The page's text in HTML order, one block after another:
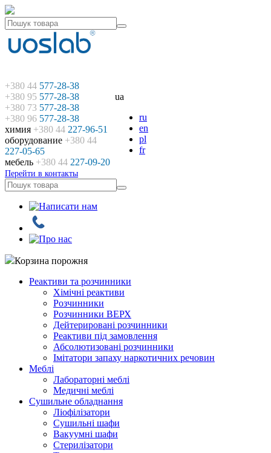
ua
ru
en
pl
fr
+380 44 577-28-38
+380 95 577-28-38
+380 73 577-28-38
+380 96 577-28-38
химия +380 44 227-96-51
оборудование +380 44
227-05-65
мебель +380 44 227-09-20
Перейти в контакты
Корзина порожня
Реактиви та розчинники
Хімічні реактиви
Розчинники
Розчинники ВЕРХ
Дейтерировані розчинники
Реактиви під замовлення
Абсолютизовані розчинники
Імітатори запаху наркотичних речовин
Меблі
Лабораторні меблі
Медичні меблі
Сушильне обладнання
Ліофілізатори
Сушильні шафи
Вакуумні шафи
Стерилізатори